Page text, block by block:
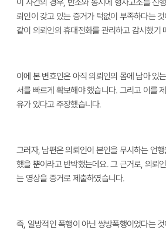
이 사건의 경우, 반소와 동시에 형사고소를 진
뢰인이 갖고 있는 증거가 턱없이 부족하다는 것
같이 의뢰인의 휴대전화를 관리하고 감시했기
이에 본 변호인은 아직 의뢰인의 몸에 남아 있
서를 빠르게 확보해야 했습니다. 그리고 이를
유가 있다고 주장했습니다.
그러자, 남편은 의뢰인이 본인을 무시하는 언행
했을 뿐이라고 반박했는데요. 그 근거로, 의뢰
는 영상을 증거로 제출하였습니다.
즉, 일방적인 폭행이 아닌 쌍방폭행이었다는 것